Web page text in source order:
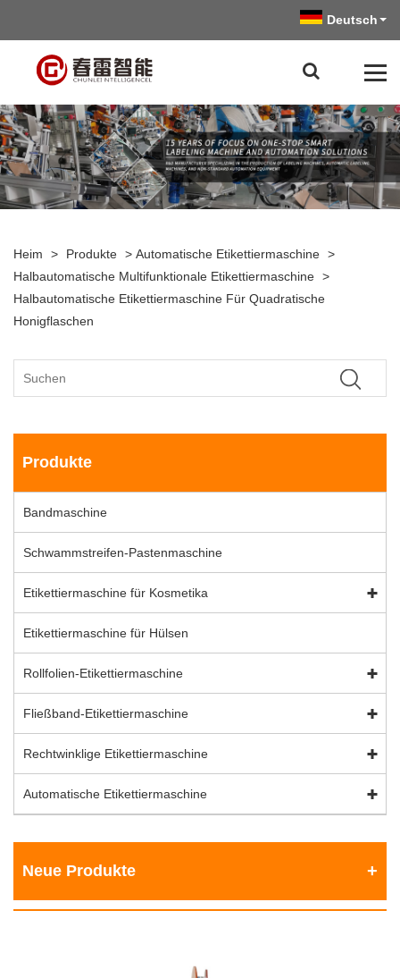
Deutsch
Heim > Produkte > Automatische Etikettiermaschine >
Halbautomatische Multifunktionale Etikettiermaschine >
Halbautomatische Etikettiermaschine Für Quadratische
Honigflaschen
Produkte
Bandmaschine
Schwammstreifen-Pastenmaschine
Etikettiermaschine für Kosmetika
Etikettiermaschine für Hülsen
Rollfolien-Etikettiermaschine
Fließband-Etikettiermaschine
Rechtwinklige Etikettiermaschine
Automatische Etikettiermaschine
Neue Produkte